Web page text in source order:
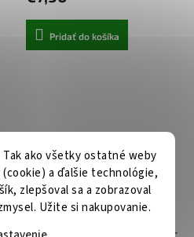
ako všetky ostatné weby
a ďalšie technológie,
zlepšoval sa a zobrazoval
Užite si nakupovanie.
Pridať do košíka
Techsuit TitanGlass FullCover